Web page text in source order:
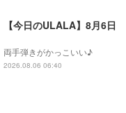
【今日のULALA】8月6日
両手弾きがかっこいい♪
2026.08.06 06:40